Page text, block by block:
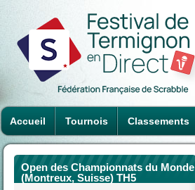
Accueil Tournois Classements
Open des Championnats du Monde
(Montreux, Suisse) TH5